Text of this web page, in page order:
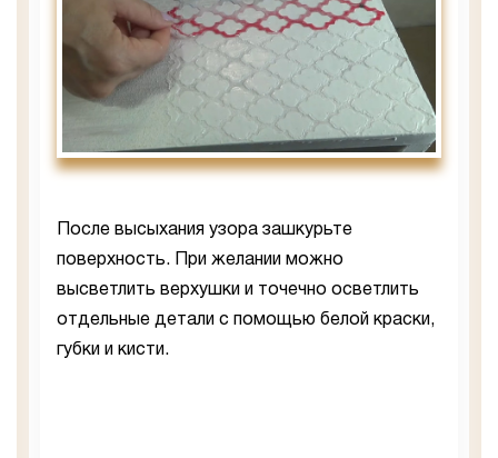
После высыхания узора зашкурьте
поверхность. При желании можно
высветлить верхушки и точечно осветлить
отдельные детали с помощью белой краски,
губки и кисти.